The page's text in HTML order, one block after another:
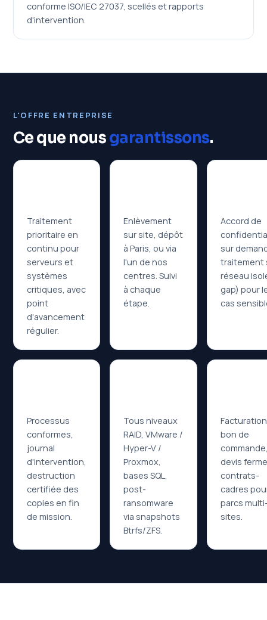
conforme ISO/IEC 27037, scellés et rapports
d'intervention.
L'OFFRE ENTREPRISE
Ce que nousgarantissons.
Traitement
prioritaire en
continu pour
serveurs et
systèmes
critiques, avec
point
d'avancement
régulier.
Enlèvement
sur site, dépôt
à Paris, ou via
l'un de nos
centres. Suivi
à chaque
étape.
Accord de
sur
traitement
réseau
gap) pour
cas
Processus
conformes,
journal
d'intervention,
destruction
certifiée des
copies en fin
de mission.
Tous niveaux
RAID, VMware /
Hyper-V /
Proxmox,
bases SQL,
post-
ransomware
via snapshots
Btrfs/ZFS.
bon de
devis
contrats-
cadres
parcs
sites.